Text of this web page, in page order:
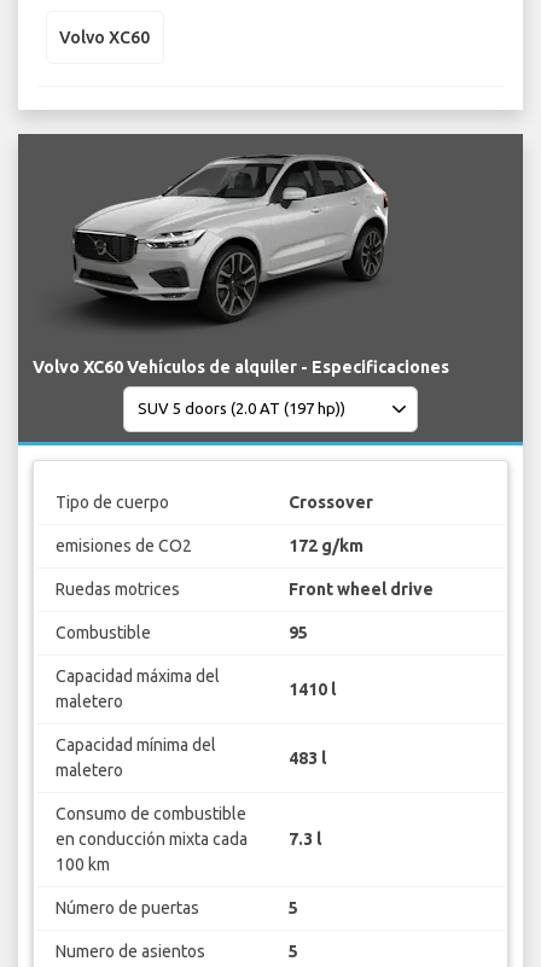
Volvo XC60
Volvo XC60 Vehículos de alquiler - Especificaciones
Tipo de cuerpo Crossover
emisiones de CO2 172 g/km
Ruedas motrices Front wheel drive
Combustible 95
Capacidad máxima del
maletero
1410 l
Capacidad mínima del
maletero
483 l
Consumo de combustible
en conducción mixta cada
100 km
7.3 l
Número de puertas 5
Numero de asientos 5